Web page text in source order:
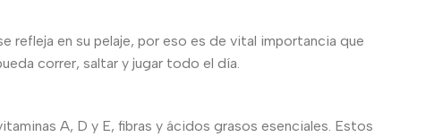
refleja en su pelaje, por eso es de vital importancia que
correr, saltar y jugar todo el día.
A, D y E, fibras y ácidos grasos esenciales. Estos